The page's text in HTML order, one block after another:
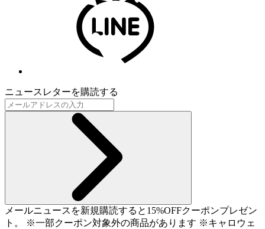
ニュースレターを購読する
メールニュースを新規購読すると15%OFFクーポンプレゼン
ト。 ※一部クーポン対象外の商品があります ※キャロウェ